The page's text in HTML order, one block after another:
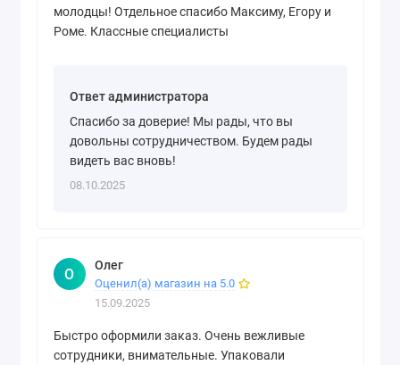
молодцы! Отдельное спасибо Максиму, Егору и
Роме. Классные специалисты
Ответ администратора
Спасибо за доверие! Мы рады, что вы
довольны сотрудничеством. Будем рады
видеть вас вновь!
08.10.2025
О Олег
Оценил(а) магазин на 5.0
15.09.2025
Быстро оформили заказ. Очень вежливые
сотрудники, внимательные. Упаковали